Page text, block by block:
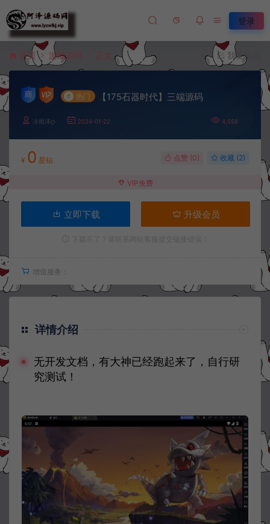
登录
首页 游戏源码 正文 我要投稿
# 热门 【175石器时代】三端源码
冷雨泽ღ 2024-01-22 4,558
¥ 0 星钻 点赞 (0) 收藏 (2)
VIP免费
立即下载 升级会员
增值服务：
详情介绍
无开发文档，有大神已经跑起来了，自行研
究测试！